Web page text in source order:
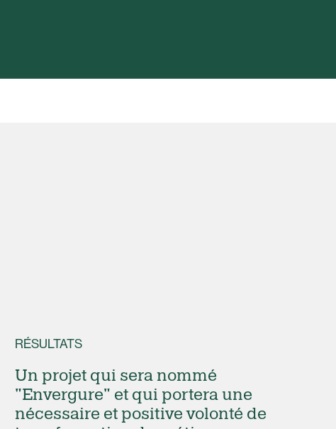
RÉSULTATS
Un projet qui sera nommé
"Envergure" et qui portera une
nécessaire et positive volonté de